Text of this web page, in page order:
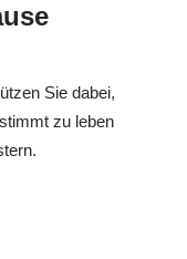
Sie dabei,
zu leben